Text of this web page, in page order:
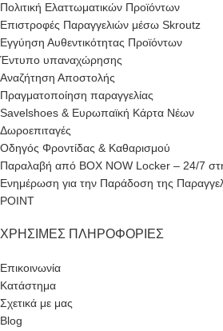
Πολιτική Ελαττωματικών Προϊόντων
Επιστροφές Παραγγελιών μέσω Skroutz
Εγγύηση Αυθεντικότητας Προϊόντων
Έντυπο υπαναχώρησης
Αναζήτηση Αποστολής
Πραγματοποίηση παραγγελίας
Savelshoes & Ευρωπαϊκή Κάρτα Νέων
Δωροεπιταγές
Οδηγός Φροντίδας & Καθαρισμού
Παραλαβή από BOX NOW Locker – 24/7
Ενημέρωση για την Παράδοση της
POINT
ΧΡΉΣΙΜΕΣ ΠΛΗΡΟΦΟΡΊΕΣ
Επικοινωνία
Κατάστημα
Σχετικά με μας
Blog